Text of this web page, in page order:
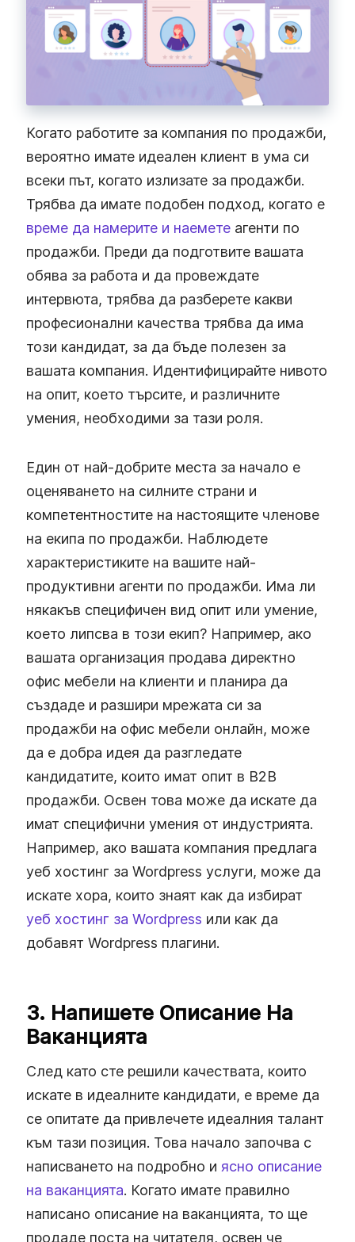
Когато работите за компания по продажби,
вероятно имате идеален клиент в ума си
всеки път, когато излизате за продажби.
Трябва да имате подобен подход, когато е
време да намерите и наемете агенти по
продажби. Преди да подготвите вашата
обява за работа и да провеждате
интервюта, трябва да разберете какви
професионални качества трябва да има
този кандидат, за да бъде полезен за
вашата компания. Идентифицирайте нивото
на опит, което търсите, и различните
умения, необходими за тази роля.
Един от най-добрите места за начало е
оценяването на силните страни и
компетентностите на настоящите членове
на екипа по продажби. Наблюдете
характеристиките на вашите най-
продуктивни агенти по продажби. Има ли
някакъв специфичен вид опит или умение,
което липсва в този екип? Например, ако
вашата организация продава директно
офис мебели на клиенти и планира да
създаде и разшири мрежата си за
продажби на офис мебели онлайн, може
да е добра идея да разгледате
кандидатите, които имат опит в B2B
продажби. Освен това може да искате да
имат специфични умения от индустрията.
Например, ако вашата компания предлага
уеб хостинг за Wordpress услуги, може да
искате хора, които знаят как да избират
уеб хостинг за Wordpress или как да
добавят Wordpress плагини.
3. Напишете Описание На
Ваканцията
След като сте решили качествата, които
искате в идеалните кандидати, е време да
се опитате да привлечете идеалния талант
към тази позиция. Това начало започва с
написването на подробно и ясно описание
на ваканцията. Когато имате правилно
написано описание на ваканцията, то ще
продаде поста на читателя, освен че